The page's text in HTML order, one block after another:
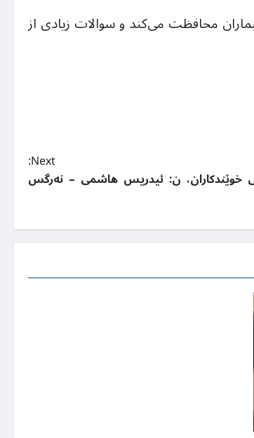
محافظت می‌کند و سوالات زیادی از
Next:
خوێندکاران، ن: ئیدریس هاشمی – نەرگس